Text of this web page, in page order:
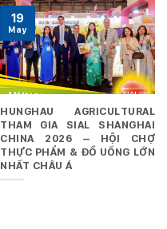
HUNGHAU AGRICULTURAL
THAM GIA SIAL SHANGHAI
CHINA 2026 – HỘI CHỢ
THỰC PHẨM & ĐỒ UỐNG LỚN
NHẤT CHÂU Á
19
May